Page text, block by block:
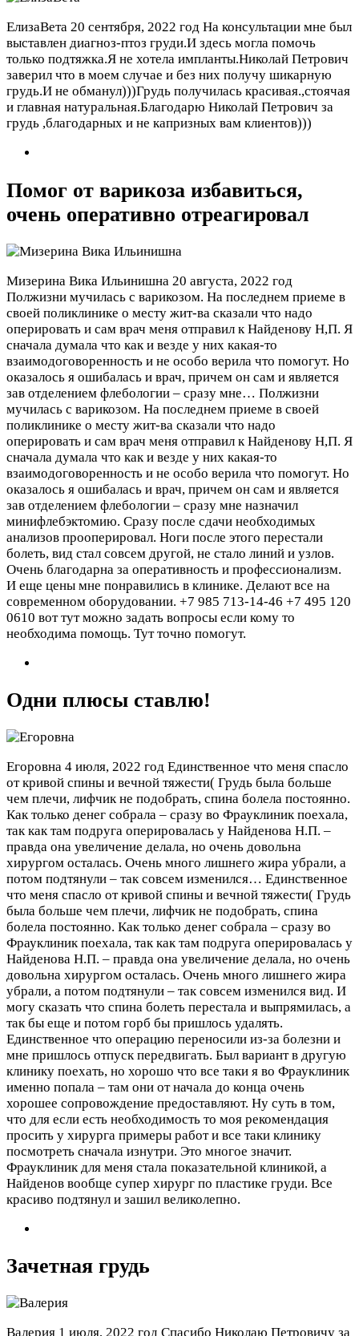
ЕлизаВета 20 сентября, 2022 год На консультации мне был
выставлен диагноз-птоз груди.И здесь могла помочь
только подтяжка.Я не хотела импланты.Николай Петрович
заверил что в моем случае и без них получу шикарную
грудь.И не обманул)))Грудь получилась красивая.,стоячая
и главная натуральная.Благодарю Николай Петрович за
грудь ,благодарных и не капризных вам клиентов)))
Помог от варикоза избавиться,
очень оперативно отреагировал
Мизерина Вика Ильинишна 20 августа, 2022 год
Полжизни мучилась с варикозом. На последнем приеме в
своей поликлинике о месту жит-ва сказали что надо
оперировать и сам врач меня отправил к Найденову Н,П. Я
сначала думала что как и везде у них какая-то
взаимодоговоренность и не особо верила что помогут. Но
оказалось я ошибалась и врач, причем он сам и является
зав отделением флебологии – сразу мне… Полжизни
мучилась с варикозом. На последнем приеме в своей
поликлинике о месту жит-ва сказали что надо
оперировать и сам врач меня отправил к Найденову Н,П. Я
сначала думала что как и везде у них какая-то
взаимодоговоренность и не особо верила что помогут. Но
оказалось я ошибалась и врач, причем он сам и является
зав отделением флебологии – сразу мне назначил
минифлебэктомию. Сразу после сдачи необходимых
анализов прооперировал. Ноги после этого перестали
болеть, вид стал совсем другой, не стало линий и узлов.
Очень благодарна за оперативность и профессионализм.
И еще цены мне понравились в клинике. Делают все на
современном оборудовании. +7 985 713-14-46 +7 495 120
0610 вот тут можно задать вопросы если кому то
необходима помощь. Тут точно помогут.
Одни плюсы ставлю!
Егоровна 4 июля, 2022 год Единственное что меня спасло
от кривой спины и вечной тяжести( Грудь была больше
чем плечи, лифчик не подобрать, спина болела постоянно.
Как только денег собрала – сразу во Фрауклиник поехала,
так как там подруга оперировалась у Найденова Н.П. –
правда она увеличение делала, но очень довольна
хирургом осталась. Очень много лишнего жира убрали, а
потом подтянули – так совсем изменился… Единственное
что меня спасло от кривой спины и вечной тяжести( Грудь
была больше чем плечи, лифчик не подобрать, спина
болела постоянно. Как только денег собрала – сразу во
Фрауклиник поехала, так как там подруга оперировалась у
Найденова Н.П. – правда она увеличение делала, но очень
довольна хирургом осталась. Очень много лишнего жира
убрали, а потом подтянули – так совсем изменился вид. И
могу сказать что спина болеть перестала и выпрямилась, а
так бы еще и потом горб бы пришлось удалять.
Единственное что операцию переносили из-за болезни и
мне пришлось отпуск передвигать. Был вариант в другую
клинику поехать, но хорошо что все таки я во Фрауклиник
именно попала – там они от начала до конца очень
хорошее сопровождение предоставляют. Ну суть в том,
что для если есть необходимость то моя рекомендация
просить у хирурга примеры работ и все таки клинику
посмотреть сначала изнутри. Это многое значит.
Фрауклиник для меня стала показательной клиникой, а
Найденов вообще супер хирург по пластике груди. Все
красиво подтянул и зашил великолепно.
Зачетная грудь
Валерия 1 июля, 2022 год Спасибо Николаю Петровичу за